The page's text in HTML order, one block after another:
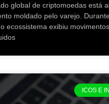
global de criptomoedas está
moldado pelo varejo.
ecossistema exibiu
ICOS E